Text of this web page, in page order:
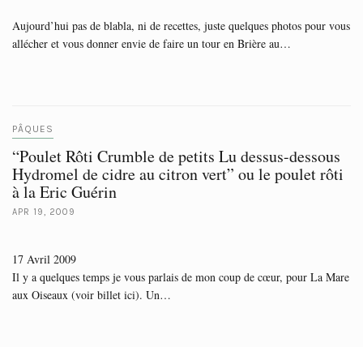
Aujourd’hui pas de blabla, ni de recettes, juste quelques photos pour vous
allécher et vous donner envie de faire un tour en Brière au…
PÂQUES
“Poulet Rôti Crumble de petits Lu dessus-dessous
Hydromel de cidre au citron vert” ou le poulet rôti
à la Eric Guérin
APR 19, 2009
17 Avril 2009
Il y a quelques temps je vous parlais de mon coup de cœur, pour La Mare
aux Oiseaux (voir billet ici). Un…